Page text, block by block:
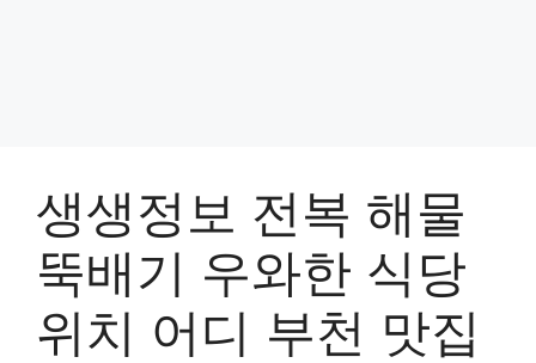
생생정보 전복 해물
뚝배기 우와한 식당
위치 어디 부천 맛집